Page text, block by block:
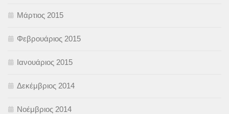
Μάρτιος 2015
Φεβρουάριος 2015
Ιανουάριος 2015
Δεκέμβριος 2014
Νοέμβριος 2014